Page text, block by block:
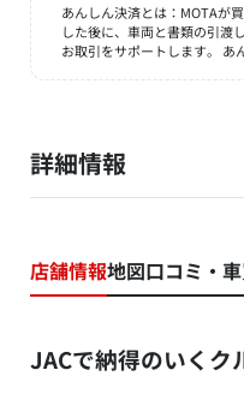
あんしん決済とは：MOTAが
した後に、車両と書類の引渡
お取引をサポートします。 あ
詳細情報
店舗情報地図口コミ・
JACで納得のいくク